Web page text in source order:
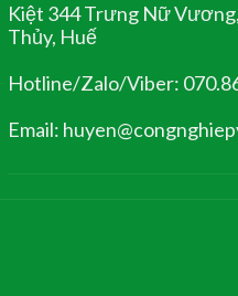
Kiệt 344 Trưng Nữ
Thủy, Huế
Hotline/Zalo/Viber:
Email: